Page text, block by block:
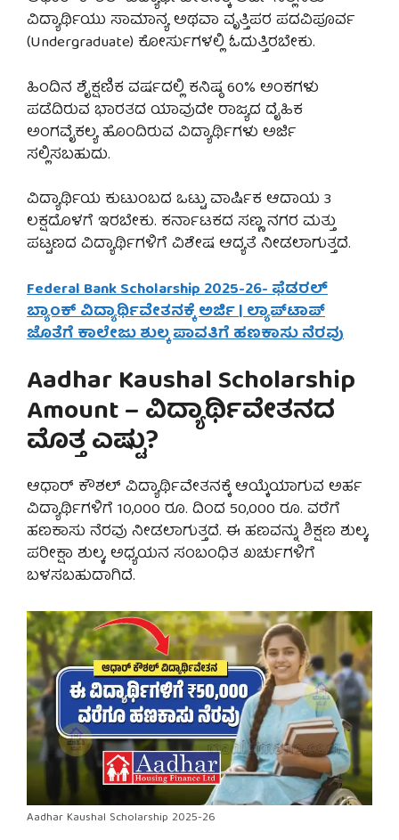
ವಿದ್ಯಾರ್ಥಿಯು ಸಾಮಾನ್ಯ ಅಥವಾ ವೃತ್ತಿಪರ ಪದವಿಪೂರ್ವ
(Undergraduate) ಕೋರ್ಸುಗಳಲ್ಲಿ ಓದುತ್ತಿರಬೇಕು.
ಹಿಂದಿನ ಶೈಕ್ಷಣಿಕ ವರ್ಷದಲ್ಲಿ ಕನಿಷ್ಠ 60% ಅಂಕಗಳು
ಪಡೆದಿರುವ ಭಾರತದ ಯಾವುದೇ ರಾಜ್ಯದ ದೈಹಿಕ
ಅಂಗವೈಕಲ್ಯ ಹೊಂದಿರುವ ವಿದ್ಯಾರ್ಥಿಗಳು ಅರ್ಜಿ
ಸಲ್ಲಿಸಬಹುದು.
ವಿದ್ಯಾರ್ಥಿಯ ಕುಟುಂಬದ ಒಟ್ಟು ವಾರ್ಷಿಕ ಆದಾಯ 3
ಲಕ್ಷದೊಳಗೆ ಇರಬೇಕು. ಕರ್ನಾಟಕದ ಸಣ್ಣ ನಗರ ಮತ್ತು
ಪಟ್ಟಣದ ವಿದ್ಯಾರ್ಥಿಗಳಿಗೆ ವಿಶೇಷ ಆದ್ಯತೆ ನೀಡಲಾಗುತ್ತದೆ.
Federal Bank Scholarship 2025-26- ಫೆಡರಲ್
ಬ್ಯಾಂಕ್ ವಿದ್ಯಾರ್ಥಿವೇತನಕ್ಕೆ ಅರ್ಜಿ | ಲ್ಯಾಪ್‌ಟಾಪ್
ಜೊತೆಗೆ ಕಾಲೇಜು ಶುಲ್ಕ ಪಾವತಿಗೆ ಹಣಕಾಸು ನೆರವು
Aadhar Kaushal Scholarship
Amount – ವಿದ್ಯಾರ್ಥಿವೇತನದ
ಮೊತ್ತ ಎಷ್ಟು?
ಆಧಾರ್ ಕೌಶಲ್ ವಿದ್ಯಾರ್ಥಿವೇತನಕ್ಕೆ ಆಯ್ಕೆಯಾಗುವ ಅರ್ಹ
ವಿದ್ಯಾರ್ಥಿಗಳಿಗೆ 10,000 ರೂ. ದಿಂದ 50,000 ರೂ. ವರೆಗೆ
ಹಣಕಾಸು ನೆರವು ನೀಡಲಾಗುತ್ತದೆ. ಈ ಹಣವನ್ನು ಶಿಕ್ಷಣ ಶುಲ್ಕ,
ಪರೀಕ್ಷಾ ಶುಲ್ಕ, ಅಧ್ಯಯನ ಸಂಬಂಧಿತ ಖರ್ಚುಗಳಿಗೆ
ಬಳಸಬಹುದಾಗಿದೆ.
Aadhar Kaushal Scholarship 2025-26